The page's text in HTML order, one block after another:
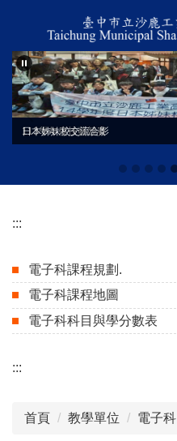
主
要
內
容
日本姊妹校交流合影
113學年度技藝競賽
:::
電子科課程規劃.
電子科課程地圖
電子科科目與學分數表
:::
首頁 教學單位 電子科